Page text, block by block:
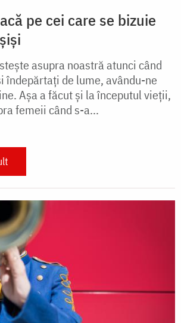
pe cei care se bizuie
asupra noastră atunci când
îndepărtați de lume, avându-ne
Așa a făcut și la începutul vieții,
femeii când s-a...